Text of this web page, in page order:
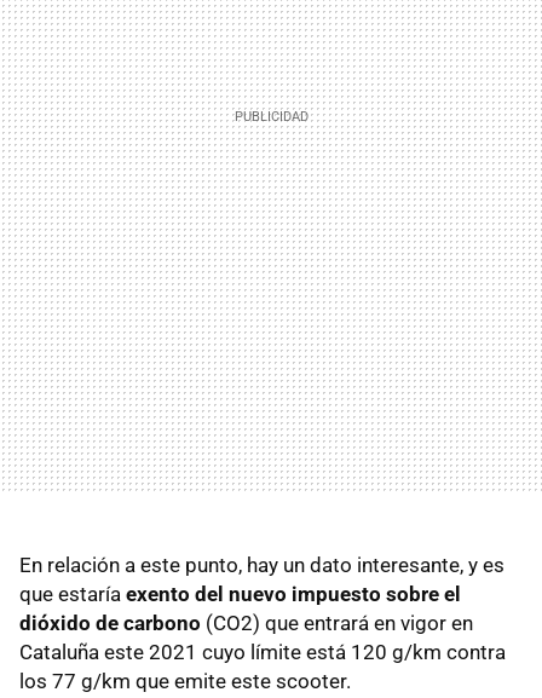
En relación a este punto, hay un dato interesante, y es
que estaría exento del nuevo impuesto sobre el
dióxido de carbono (CO2) que entrará en vigor en
Cataluña este 2021 cuyo límite está 120 g/km contra
los 77 g/km que emite este scooter.